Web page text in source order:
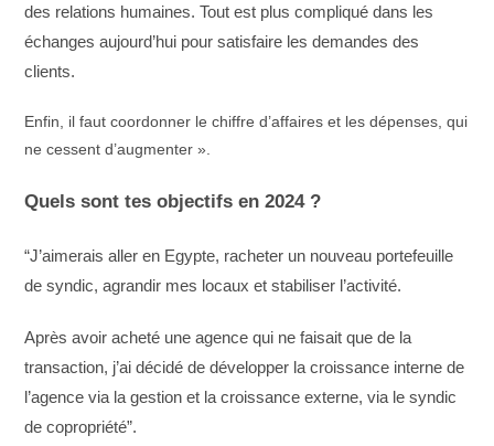
des relations humaines. Tout est plus compliqué dans les
échanges aujourd’hui pour satisfaire les demandes des
clients.
Enfin, il faut coordonner le chiffre d’affaires et les dépenses, qui
ne cessent d’augmenter ».
Quels sont tes objectifs en 2024 ?
“J’aimerais aller en Egypte, racheter un nouveau portefeuille
de syndic, agrandir mes locaux et stabiliser l’activité.
Après avoir acheté une agence qui ne faisait que de la
transaction, j’ai décidé de développer la croissance interne de
l’agence via la gestion et la croissance externe, via le syndic
de copropriété”.